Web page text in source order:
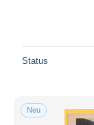
Status
Neu